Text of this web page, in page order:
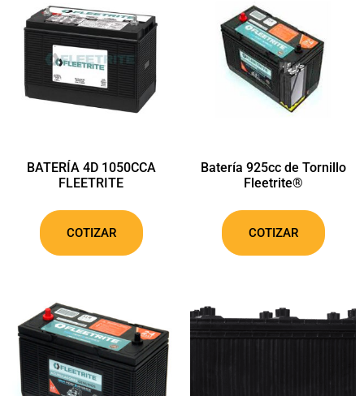
BATERÍA 4D 1050CCA
FLEETRITE
COTIZAR
Batería 925cc de Tornillo
Fleetrite®
COTIZAR